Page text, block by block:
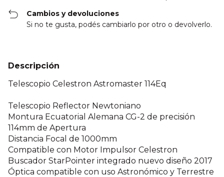
Cambios y devoluciones
Si no te gusta, podés cambiarlo por otro o devolverlo.
Descripción
Telescopio Celestron Astromaster 114Eq
Telescopio Reflector Newtoniano
Montura Ecuatorial Alemana CG-2 de precisión
114mm de Apertura
Distancia Focal de 1000mm
Compatible con Motor Impulsor Celestron
Buscador StarPointer integrado nuevo diseño 2017
Óptica compatible con uso Astronómico y Terrestre